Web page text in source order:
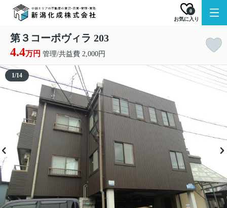
お気に入り
0
第３コーポヴィラ 203
4.4万円 管理/共益費 2,000円
1/14